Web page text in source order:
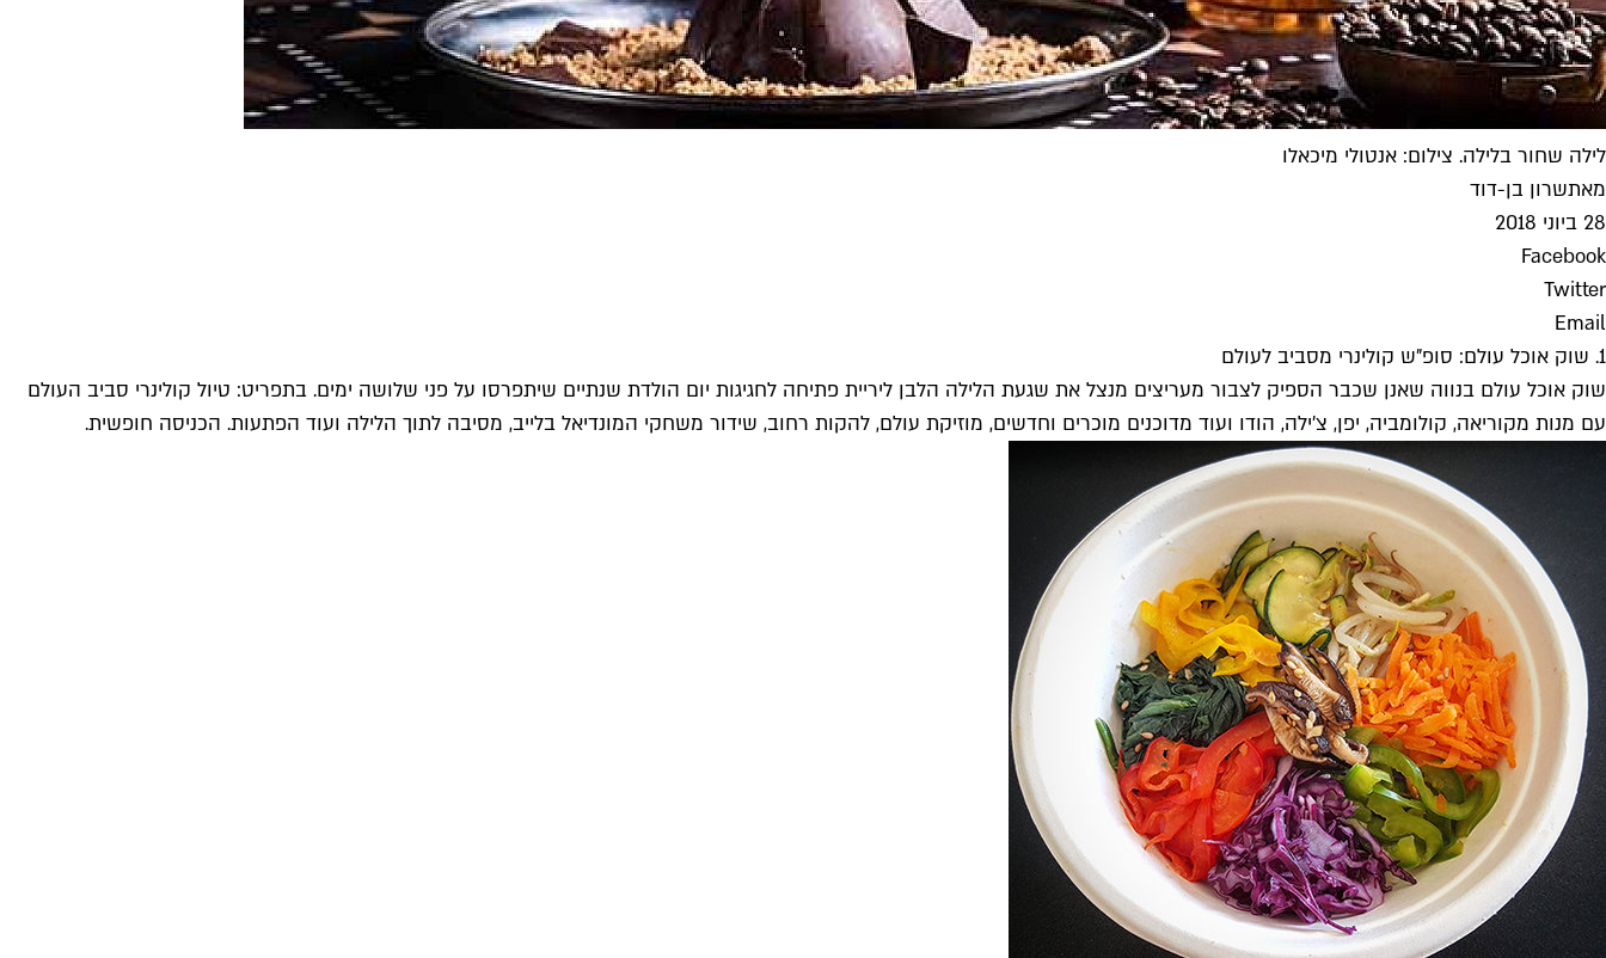
לילה שחור בלילה. צילום: אנטולי מיכאלו
מאתשרון בן-דוד
28 ביוני 2018
Facebook
Twitter
Email
1. שוק אוכל עולם: סופ"ש קולינרי מסביב לעולם
שוק אוכל עולם בנווה שאנן שכבר הספיק לצבור מעריצים מנצל את שגעת הלילה הלבן ליריית פתיחה לחגיגות יום הולדת שנתיים שיתפרסו על פני שלושה ימים. בתפריט: טיול קולינרי סביב העולם
עם מנות מקוריאה, קולומביה, יפן, צ'ילה, הודו ועוד מדוכנים מוכרים וחדשים, מוזיקת עולם, להקות רחוב, שידור משחקי המונדיאל בלייב, מסיבה לתוך הלילה ועוד הפתעות. הכניסה חופשית.